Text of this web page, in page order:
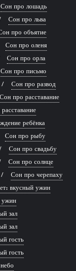
Сон про лошадь
Сон про льва
про объятие
Сон про оленя
Сон про орла
Сон про письмо
Сон про развод
Сон про расставание
ребёнка
Сон про рыбу
Сон про свадьбу
Сон про солнце
Сон про черепаху
вкусный ужин
ужин
зал
зал
гость
гость